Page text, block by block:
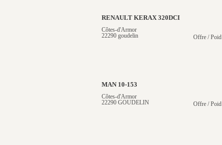
RENAULT KERAX 320DCI
Côtes-d'Armor
22290 goudelin
Offre /
MAN 10-153
Côtes-d'Armor
22290 GOUDELIN
Offre /